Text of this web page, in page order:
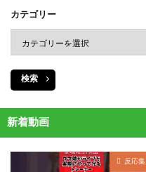
カテゴリー
検索
新着動画
反応集